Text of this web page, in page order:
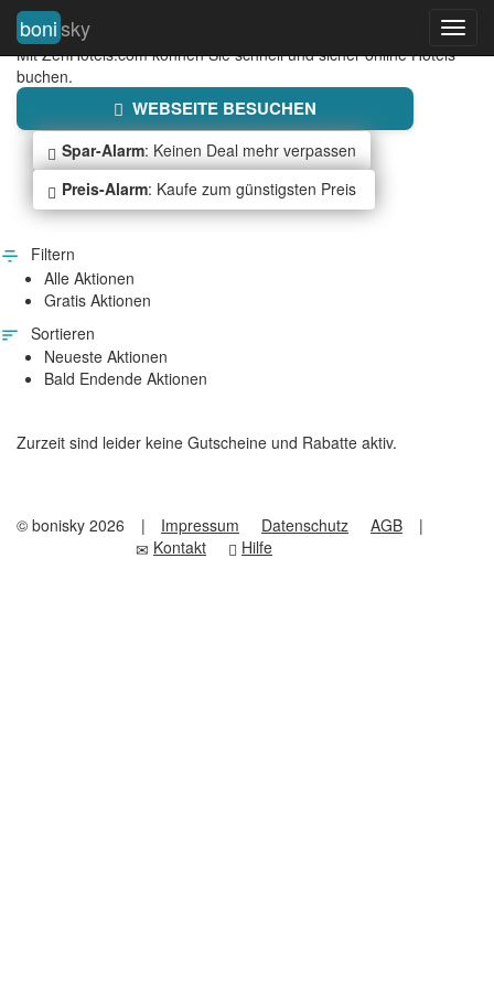
bonisky
ZEN HOTELS EU
Mit ZenHotels.com können Sie schnell und sicher online Hotels
buchen.
WEBSEITE BESUCHEN
Spar-Alarm: Keinen Deal mehr verpassen
Preis-Alarm: Kaufe zum günstigsten Preis
Filtern
Alle Aktionen
Gratis Aktionen
Sortieren
Neueste Aktionen
Bald Endende Aktionen
Zurzeit sind leider keine Gutscheine und Rabatte aktiv.
© bonisky 2026 | Impressum Datenschutz AGB
|
Kontakt
Hilfe